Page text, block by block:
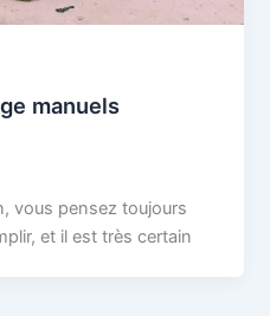
manuels
vous pensez toujours
et il est très certain